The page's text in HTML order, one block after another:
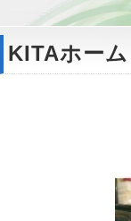
KITAホー